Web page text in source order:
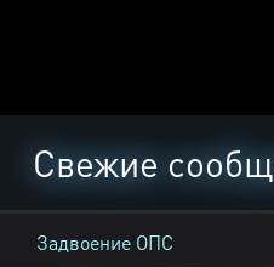
Свежие
Задвоение ОПС